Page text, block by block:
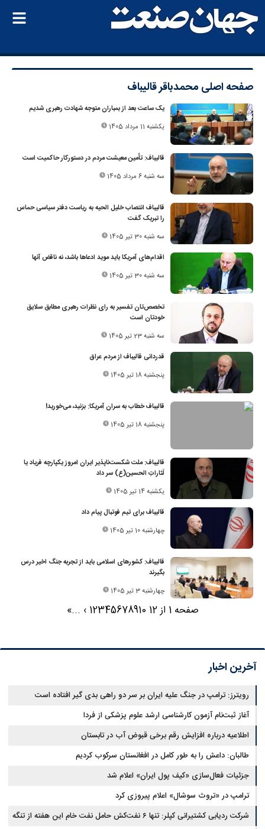
صفحه اصلی محمدباقر قالیباف
یک ساعت بعد از بمباران متوجه شهادت رهبری شدیم
یکشنبه 11 مرداد 1405
قالیباف: تأمین معیشت مردم در دستورکار حاکمیت است
سه شنبه 6 مرداد 1405
قالیباف انتصاب خلیل الحیه به ریاست دفتر سیاسی حماس
را تبریک گفت
سه شنبه 30 تیر 1405
اقدام‌های آمریکا باید موید ادعاها باشد، نه ناقض آنها
سه شنبه 30 تیر 1405
تخصص‌تان تفسیر به رای نظرات رهبری مطابق سلایق
خودتان است
سه شنبه 23 تیر 1405
قدردانی قالیباف از مردم عراق
پنجشنبه 18 تیر 1405
قالیباف خطاب به سران آمریکا: بزنید، می‌خورید!
پنجشنبه 18 تیر 1405
قالیباف: ملت شکست‌ناپذیر ایران امروز یکپارچه فریاد یا
لَثاراتِ الحسین(ع) سر داد
یکشنبه 14 تیر 1405
قالیباف برای تیم فوتبال پیام داد
چهارشنبه 10 تیر 1405
قالیباف: کشورهای اسلامی باید از تجربه جنگ اخیر درس
بگیرند
چهارشنبه 3 تیر 1405
صفحه 1 از 12 12345678910
›
...
»
آخرین اخبار
رویترز: ترامپ در جنگ علیه ایران بر سر دو راهی بدی گیر افتاده است
آغاز ثبت‌نام‌ آزمون کارشناسی ارشد علوم پزشکی از فردا
اطلاعیه درباره افزایش رقم برخی قبوض آب در تابستان
طالبان: داعش را به طور کامل در افغانستان سرکوب کردیم
جزئیات فعال‌سازی «کیف پول ایران» اعلام شد
ترامپ در «تروث سوشال» اعلام پیروزی کرد
شرکت ردیابی کشتیرانی کپلر: تنها ۶ نفت‌کش حامل نفت خام این هفته از تنگه